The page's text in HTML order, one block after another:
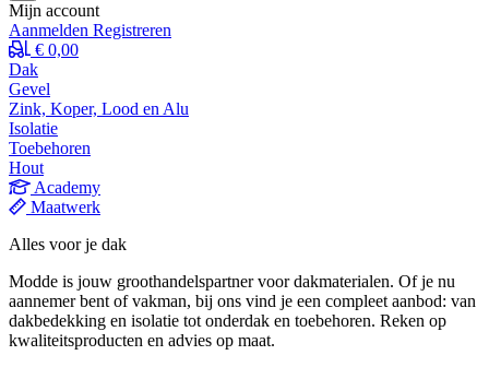
Mijn account
Aanmelden Registreren
€ 0,00
Dak
Gevel
Zink, Koper, Lood en Alu
Isolatie
Toebehoren
Hout
Academy
Maatwerk
Alles voor je dak
Modde is jouw groothandelspartner voor dakmaterialen. Of je nu
aannemer bent of vakman, bij ons vind je een compleet aanbod: van
dakbedekking en isolatie tot onderdak en toebehoren. Reken op
kwaliteitsproducten en advies op maat.